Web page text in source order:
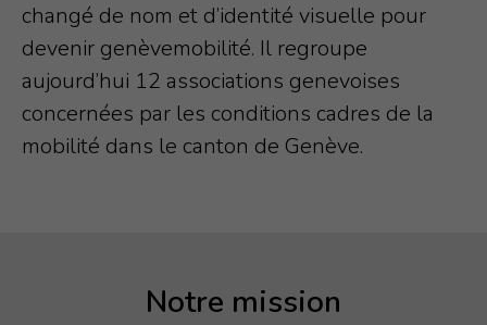
À PROPOS
Qui sommes-nous?
Notre mission
Bureau
changé de nom et d’identité visuelle pour
devenir genèvemobilité. Il regroupe
aujourd’hui 12 associations genevoises
concernées par les conditions cadres de la
mobilité dans le canton de Genève.
Notre mission